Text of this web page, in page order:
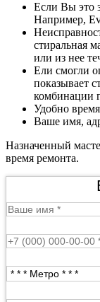
Если Вы это
Например,
стиральная
или из нее
Ели смогли
показывает
комбинации
Удобно
Ваше имя,
Назначенный
время ремонта.